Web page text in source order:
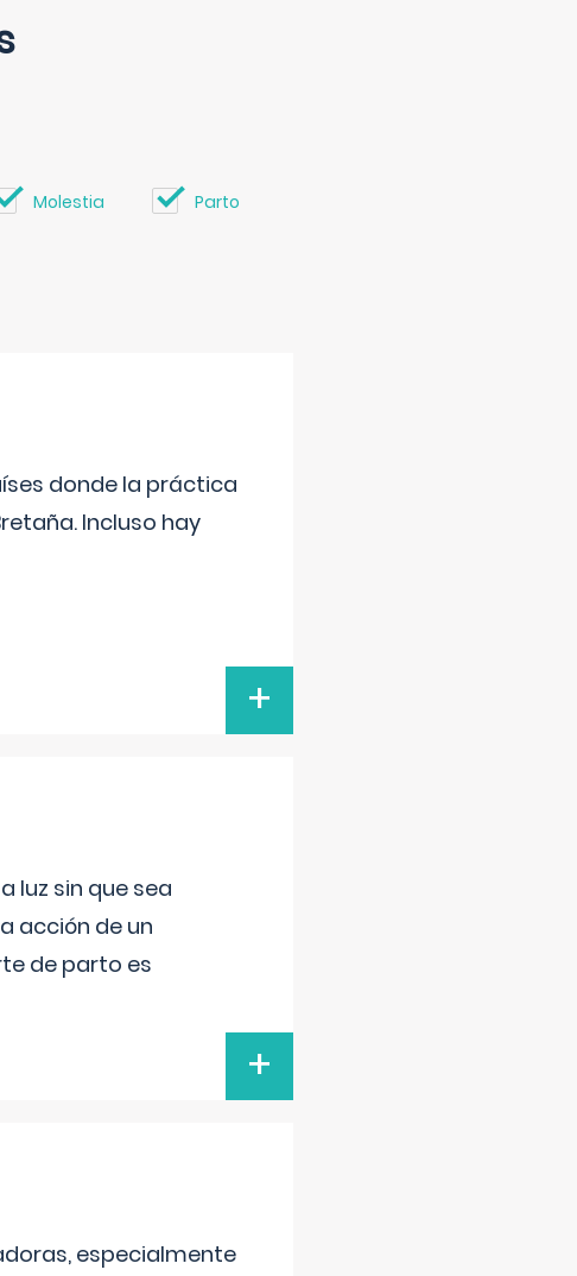
Molestia Parto
donde la práctica
Incluso hay
+
luz sin que sea
acción de un
de parto es
+
especialmente